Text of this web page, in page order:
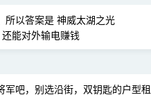
所以答案是 神威太湖之光
能对外输电赚钱
吧，别选沿街，双钥匙的户型租